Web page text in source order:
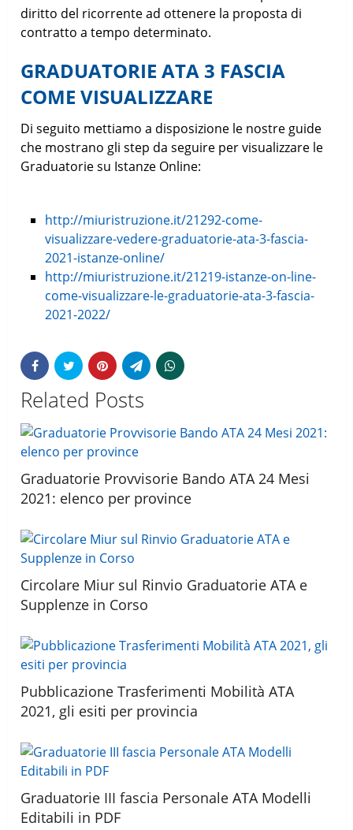
diritto del ricorrente ad ottenere la proposta di
contratto a tempo determinato.
GRADUATORIE ATA 3 FASCIA
COME VISUALIZZARE
Di seguito mettiamo a disposizione le nostre guide
che mostrano gli step da seguire per visualizzare le
Graduatorie su Istanze Online:
http://miuristruzione.it/21292-come-
visualizzare-vedere-graduatorie-ata-3-fascia-
2021-istanze-online/
http://miuristruzione.it/21219-istanze-on-line-
come-visualizzare-le-graduatorie-ata-3-fascia-
2021-2022/
Related Posts
Graduatorie Provvisorie Bando ATA 24 Mesi
2021: elenco per province
Circolare Miur sul Rinvio Graduatorie ATA e
Supplenze in Corso
Pubblicazione Trasferimenti Mobilità ATA
2021, gli esiti per provincia
Graduatorie III fascia Personale ATA Modelli
Editabili in PDF